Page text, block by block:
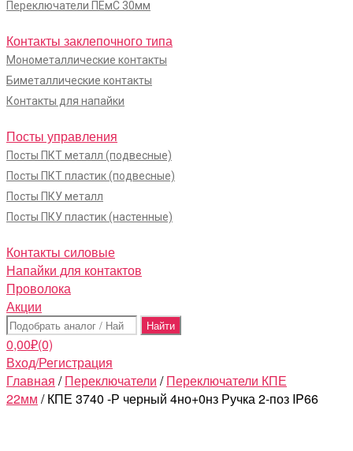
Переключатели ПЕмС 30мм
Контакты заклепочного типа
Монометаллические контакты
Биметаллические контакты
Контакты для напайки
Посты управления
Посты ПКТ металл (подвесные)
Посты ПКТ пластик (подвесные)
Посты ПКУ металл
Посты ПКУ пластик (настенные)
Контакты силовые
Напайки для контактов
Проволока
Акции
Поиск:
0,00₽(0)
Вход/Регистрация
Главная /Переключатели /Переключатели КПЕ
22мм / КПЕ 3740 -Р черный 4но+0нз Ручка 2-поз IP66